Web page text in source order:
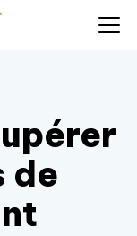
de